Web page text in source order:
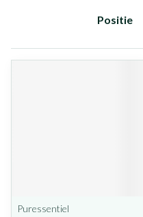
Sorteer op:
Puressentiel